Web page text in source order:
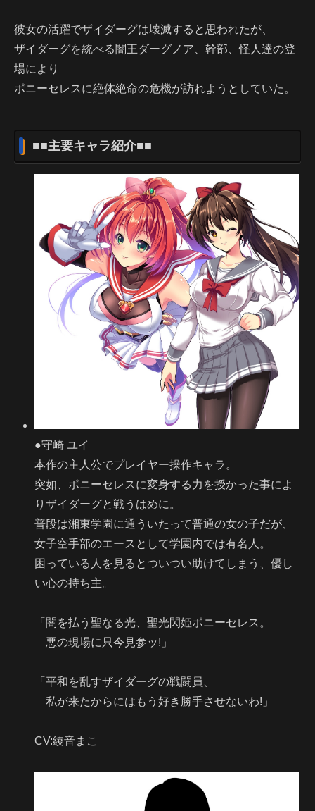
彼女の活躍でザイダーグは壊滅すると思われたが、
ザイダーグを統べる闇王ダーグノア、幹部、怪人達の登
場により
ポニーセレスに絶体絶命の危機が訪れようとしていた。
■■主要キャラ紹介■■
●守崎 ユイ
本作の主人公でプレイヤー操作キャラ。
突如、ポニーセレスに変身する力を授かった事によ
りザイダーグと戦うはめに。
普段は湘東学園に通ういたって普通の女の子だが、
女子空手部のエースとして学園内では有名人。
困っている人を見るとついつい助けてしまう、優し
い心の持ち主。
「闇を払う聖なる光、聖光閃姫ポニーセレス。
悪の現場に只今見参ッ!」
「平和を乱すザイダーグの戦闘員、
私が来たからにはもう好き勝手させないわ!」
CV:綾音まこ